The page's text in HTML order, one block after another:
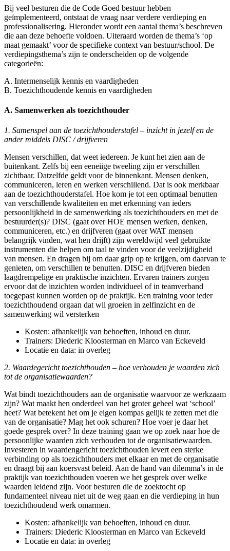
Bij veel besturen die de Code Goed bestuur hebben
geïmplementeerd, ontstaat de vraag naar verdere verdieping en
professionalisering. Hieronder wordt een aantal thema’s beschreven
die aan deze behoefte voldoen. Uiteraard worden de thema’s ‘op
maat gemaakt’ voor de specifieke context van bestuur/school. De
verdiepingsthema’s zijn te onderscheiden op de volgende
categorieën:
A. Intermenselijk kennis en vaardigheden
B. Toezichthoudende kennis en vaardigheden
A. Samenwerken als toezichthouder
1. Samenspel aan de toezichthouderstafel – inzicht in jezelf en de
ander middels DISC / drijfveren
Mensen verschillen, dat weet iedereen. Je kunt het zien aan de
buitenkant. Zelfs bij een eeneiige tweeling zijn er verschillen
zichtbaar. Datzelfde geldt voor de binnenkant. Mensen denken,
communiceren, leren en werken verschillend. Dat is ook merkbaar
aan de toezichthouderstafel. Hoe kom je tot een optimaal benutten
van verschillende kwaliteiten en met erkenning van ieders
persoonlijkheid in de samenwerking als toezichthouders en met de
bestuurder(s)? DISC (gaat over HOE mensen werken, denken,
communiceren, etc.) en drijfveren (gaat over WAT mensen
belangrijk vinden, wat hen drijft) zijn wereldwijd veel gebruikte
instrumenten die helpen om taal te vinden voor de veelzijdigheid
van mensen. En dragen bij om daar grip op te krijgen, om daarvan te
genieten, om verschillen te benutten. DISC en drijfveren bieden
laagdrempelige en praktische inzichten. Ervaren trainers zorgen
ervoor dat de inzichten worden individueel of in teamverband
toegepast kunnen worden op de praktijk. Een training voor ieder
toezichthoudend orgaan dat wil groeien in zelfinzicht en de
samenwerking wil versterken
Kosten: afhankelijk van behoeften, inhoud en duur.
Trainers: Diederic Kloosterman en Marco van Eckeveld
Locatie en data: in overleg
2. Waardegericht toezichthouden – hoe verhouden je waarden zich
tot de organisatiewaarden?
Wat bindt toezichthouders aan de organisatie waarvoor ze werkzaam
zijn? Wat maakt hen onderdeel van het groter geheel wat ‘school’
heet? Wat betekent het om je eigen kompas gelijk te zetten met die
van de organisatie? Mag het ook schuren? Hoe voer je daar het
goede gesprek over? In deze training gaan we op zoek naar hoe de
persoonlijke waarden zich verhouden tot de organisatiewaarden.
Investeren in waardengericht toezichthouden levert een sterke
verbinding op als toezichthouders met elkaar en met de organisatie
en draagt bij aan koersvast beleid. Aan de hand van dilemma’s in de
praktijk van toezichthouden voeren we het gesprek over welke
waarden leidend zijn. Voor besturen die de zoektocht op
fundamenteel niveau niet uit de weg gaan en die verdieping in hun
toezichthoudend werk omarmen.
Kosten: afhankelijk van behoeften, inhoud en duur.
Trainers: Diederic Kloosterman en Marco van Eckeveld
Locatie en data: in overleg